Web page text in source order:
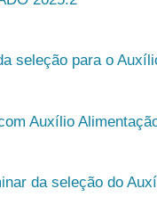
seleção para o
Auxílio
da seleção do